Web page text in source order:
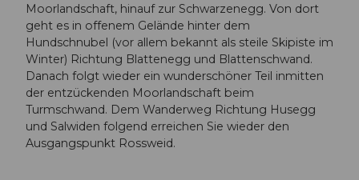
Moorlandschaft, hinauf zur Schwarzenegg. Von dort
geht es in offenem Gelände hinter dem
Hundschnubel (vor allem bekannt als steile Skipiste im
Winter) Richtung Blattenegg und Blattenschwand.
Danach folgt wieder ein wunderschöner Teil inmitten
der entzückenden Moorlandschaft beim
Turmschwand. Dem Wanderweg Richtung Husegg
und Salwiden folgend erreichen Sie wieder den
Ausgangspunkt Rossweid.